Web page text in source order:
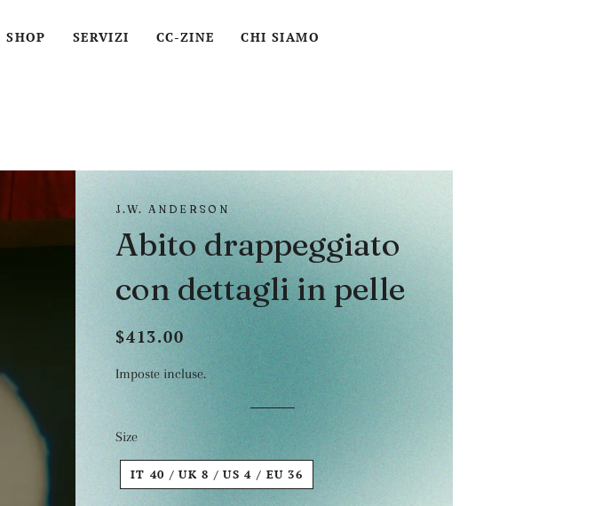
SHOP SERVIZI CC-ZINE CHI SIAMO
J.W. ANDERSON
Abito drappeggiato
con dettagli in pelle
Prezzo
listino
Prezzo
scontato
$413.00
Imposte incluse.
Size
IT 40 / UK 8 / US 4 / EU 36